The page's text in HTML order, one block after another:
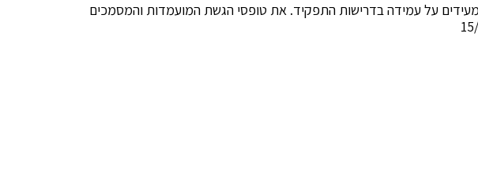
יש לצרף קורות חיים ומסמכים המעידים על עמידה בדרישות התפקיד. את טופסי הגשת המועמדות והמסמכים